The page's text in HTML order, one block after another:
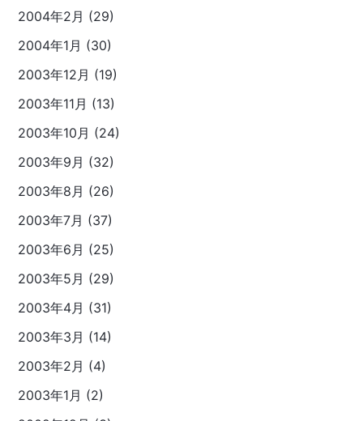
2004年2月 (29)
2004年1月 (30)
2003年12月 (19)
2003年11月 (13)
2003年10月 (24)
2003年9月 (32)
2003年8月 (26)
2003年7月 (37)
2003年6月 (25)
2003年5月 (29)
2003年4月 (31)
2003年3月 (14)
2003年2月 (4)
2003年1月 (2)